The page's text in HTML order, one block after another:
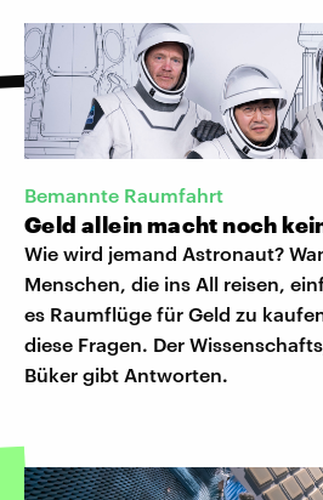
Bemannte Raumfahrt
Geld allein macht noch
Wie wird jemand Astronaut?
Menschen, die ins All reisen,
es Raumflüge für Geld zu
diese Fragen. Der
Büker gibt Antworten.